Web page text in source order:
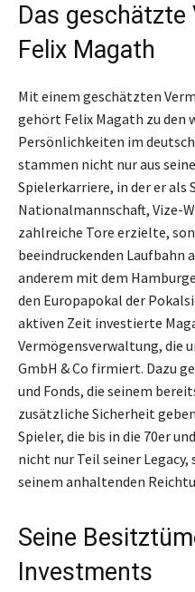
Das geschätzte
Felix Magath
Mit einem geschätzten
gehört Felix Magath zu den
Persönlichkeiten im
stammen nicht nur aus
Spielerkarriere, in der er als
Nationalmannschaft, Vize-
zahlreiche Tore erzielte,
beeindruckenden Laufbahn
anderem mit dem
den Europapokal der
aktiven Zeit investierte
Vermögensverwaltung, die
GmbH & Co firmiert. Dazu
und Fonds, die seinem
zusätzliche Sicherheit
Spieler, die bis in die 70er
nicht nur Teil seiner Legacy,
seinem anhaltenden
Seine
Investments